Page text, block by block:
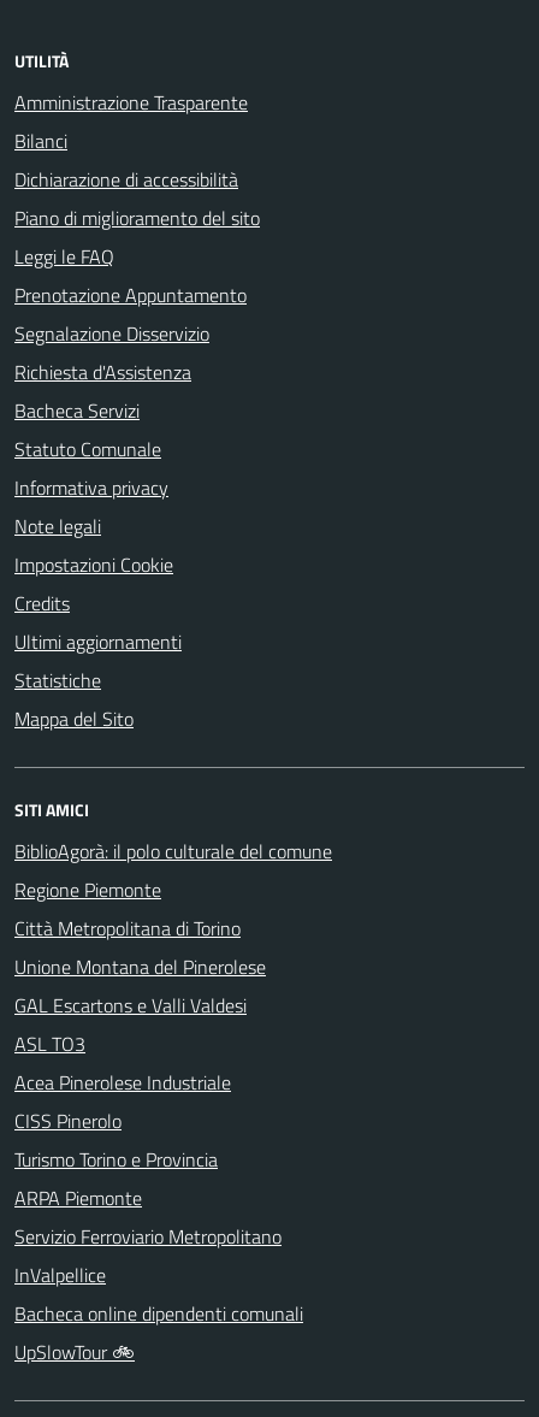
UTILITÀ
Amministrazione Trasparente
Bilanci
Dichiarazione di accessibilità
Piano di miglioramento del sito
Leggi le FAQ
Prenotazione Appuntamento
Segnalazione Disservizio
Richiesta d'Assistenza
Bacheca Servizi
Statuto Comunale
Informativa privacy
Note legali
Impostazioni Cookie
Credits
Ultimi aggiornamenti
Statistiche
Mappa del Sito
SITI AMICI
BiblioAgorà: il polo culturale del comune
Regione Piemonte
Città Metropolitana di Torino
Unione Montana del Pinerolese
GAL Escartons e Valli Valdesi
ASL TO3
Acea Pinerolese Industriale
CISS Pinerolo
Turismo Torino e Provincia
ARPA Piemonte
Servizio Ferroviario Metropolitano
InValpellice
Bacheca online dipendenti comunali
UpSlowTour 🚲